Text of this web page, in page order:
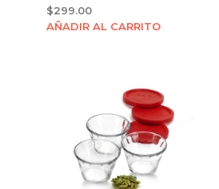
$299.00
AÑADIR AL CARRITO